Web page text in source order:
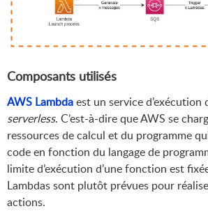
Composants utilisés
AWS Lambdaest un service d’exécution
serverless. C’est-à-dire que AWS se
ressources de calcul et du programme
code en fonction du langage de
limite d’exécution d’une fonction est
Lambdas sont plutôt prévues pour
actions.